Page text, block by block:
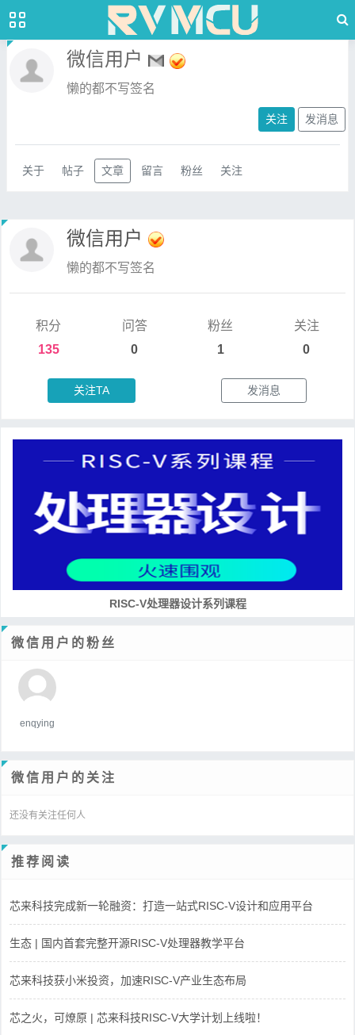
微信用户
懒的都不写签名
关注 发消息
关于 帖子 文章 留言 粉丝 关注
微信用户
懒的都不写签名
积分
135
问答
0
粉丝
1
关注
0
关注TA 发消息
RISC-V处理器设计系列课程
微信用户的粉丝
enqying
微信用户的关注
还没有关注任何人
推荐阅读
芯来科技完成新一轮融资：打造一站式RISC-V设计和应用平台
生态 | 国内首套完整开源RISC-V处理器教学平台
芯来科技获小米投资，加速RISC-V产业生态布局
芯之火，可燎原 | 芯来科技RISC-V大学计划上线啦！